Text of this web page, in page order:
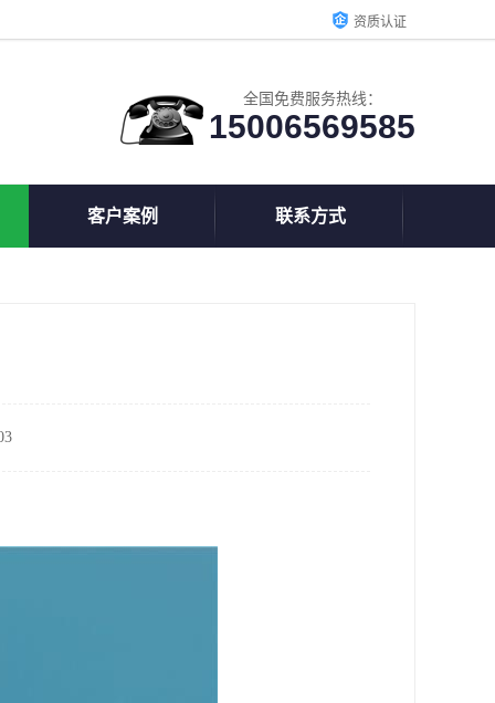
资质认证
全国免费服务热线：
15006569585
客户案例 联系方式